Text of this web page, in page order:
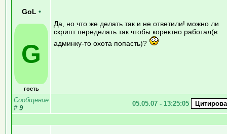
GoL •
G
гость
Да, но что же делать так и не ответили! можно ли
скрипт переделать так чтобы коректно работал(в
админку-то охота попасть)?
Сообщение
# 9
05.05.07 - 13:25:05